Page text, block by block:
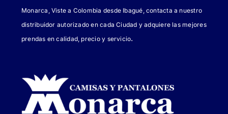
Monarca, Viste a Colombia desde Ibagué, contacta a nuestro
distribuidor autorizado en cada Ciudad y adquiere las mejores
prendas en calidad, precio y servicio.